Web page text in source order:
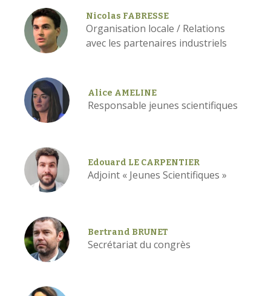
Nicolas FABRESSE
Organisation locale / Relations
avec les partenaires industriels
Alice AMELINE
Responsable jeunes scientifiques
Edouard LE CARPENTIER
Adjoint « Jeunes Scientifiques »
Bertrand BRUNET
Secrétariat du congrès